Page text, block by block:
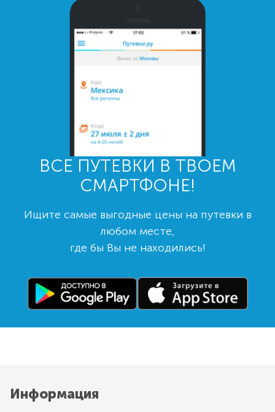
ВСЕ ПУТЕВКИ В ТВОЕМ
СМАРТФОНЕ!
Ищите самые выгодные цены на путевки в
любом месте,
где бы Вы не находились!
Информация